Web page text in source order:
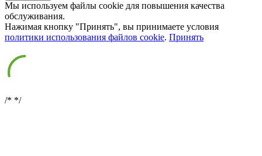
Мы используем файлы cookie для повышения качества
обслуживания.
Нажимая кнопку "Принять", вы принимаете условия
политики использования файлов cookie. Принять
/* */